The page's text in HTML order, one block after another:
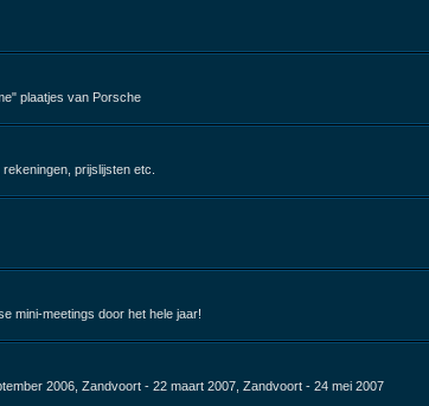
plaatjes van Porsche
prijslijsten etc.
mini-meetings door het hele jaar!
2006, Zandvoort - 22 maart 2007, Zandvoort - 24 mei 2007